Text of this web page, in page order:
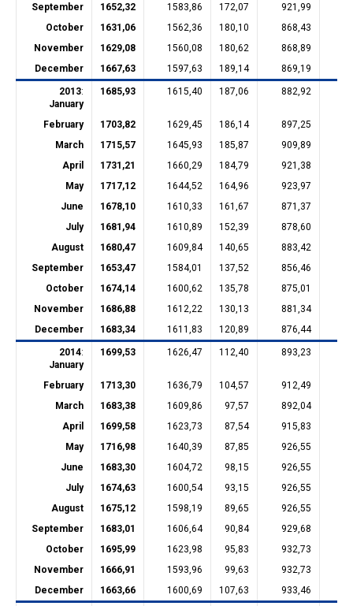
September
1652,32 1583,86 172,07 921,99
October
1631,06 1562,36 180,10 868,43
November
1629,08 1560,08 180,62 868,89
December
1667,63 1597,63 189,14 869,19
2013:
January
1685,93 1615,40 187,06 882,92
February 1703,82 1629,45 186,14 897,25
March
1715,57 1645,93 185,87 909,89
April
1731,21 1660,29 184,79 921,38
May
1717,12 1644,52 164,96 923,97
June
1678,10 1610,33 161,67 871,37
July
1681,94 1610,89 152,39 878,60
August
1680,47 1609,84 140,65 883,42
September
1653,47 1584,01 137,52 856,46
October
1674,14 1600,62 135,78 875,01
November
1686,88 1612,22 130,13 881,34
December
1683,34 1611,83 120,89 876,44
2014:
January
1699,53 1626,47 112,40 893,23
February 1713,30 1636,79 104,57 912,49
March
1683,38 1609,86 97,57 892,04
April
1699,58 1623,73 87,54 915,83
May
1716,98 1640,39 87,85 926,55
June
1683,30 1604,72 98,15 926,55
July
1674,63 1600,54 93,15 926,55
August
1675,12 1598,19 89,65 926,55
September
1683,01 1606,64 90,84 929,68
October
1695,99 1623,98 95,83 932,73
November
1666,91 1593,96 99,63 932,73
December
1663,66 1600,69 107,63 933,46